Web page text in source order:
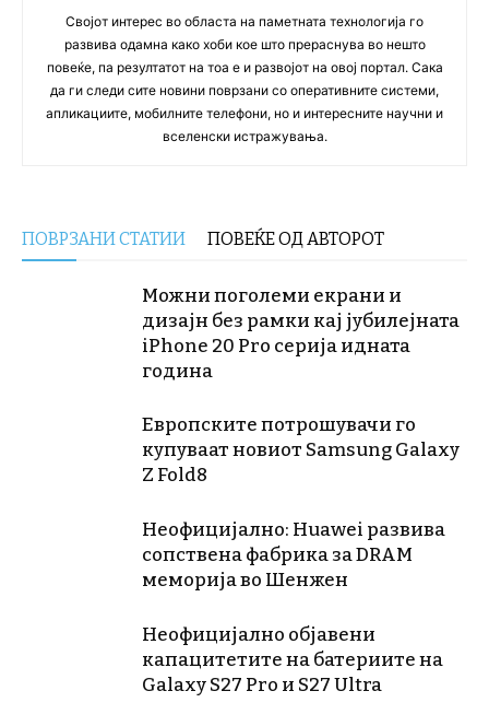
Својот интерес во областа на паметната технологија го
развива одамна како хоби кое што прераснува во нешто
повеќе, па резултатот на тоа е и развојот на овој портал. Сака
да ги следи сите новини поврзани со оперативните системи,
апликациите, мобилните телефони, но и интересните научни и
вселенски истражувања.
ПОВРЗАНИ СТАТИИ ПОВЕЌЕ ОД АВТОРОТ
Можни поголеми екрани и
дизајн без рамки кај јубилејната
iPhone 20 Pro серија идната
година
Европските потрошувачи го
купуваат новиот Samsung Galaxy
Z Fold8
Неофицијално: Huawei развива
сопствена фабрика за DRAM
меморија во Шенжен
Неофицијално објавени
капацитетите на батериите на
Galaxy S27 Pro и S27 Ultra